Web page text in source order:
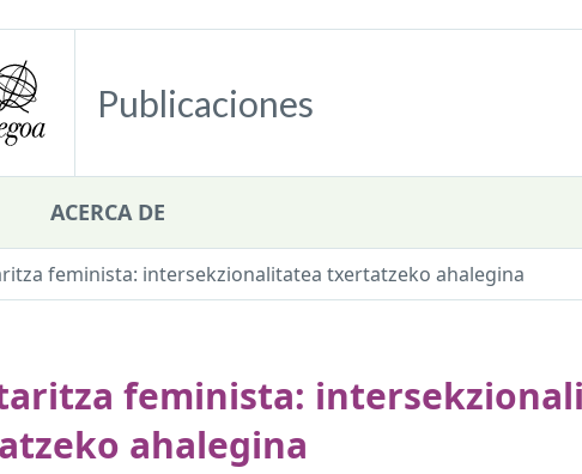
Publicaciones
ACERCA DE
feminista: intersekzionalitatea txertatzeko ahalegina
feminista:
ahalegina